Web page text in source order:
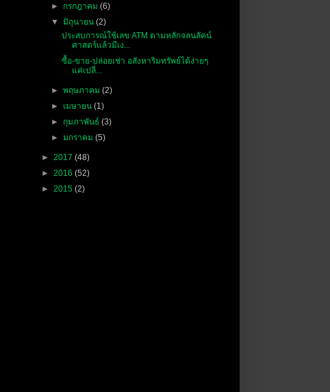
► กรกฎาคม(6)
▼มิถุนายน(2)
ประสบการณ์ใช้เลข ATM ตามหลักจลนลัคน์
ศาสตร์แล้วมีเง...
ซื้อ-ขาย-ปล่อยเช่า อสังหาริมทรัพย์ได้ง่ายๆ
แค่เปลี่...
►พฤษภาคม(2)
► เมษายน(1)
► กุมภาพันธ์(3)
►มกราคม(5)
► 2017 (48)
► 2016 (52)
► 2015 (2)